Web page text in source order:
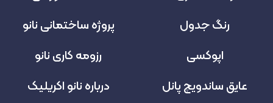
رنگ جدول
اپوکسی
عایق ساندویچ پانل
پروژه‌ ساختمانی نانو
رزومه کاری نانو
درباره نانو اکریلیک